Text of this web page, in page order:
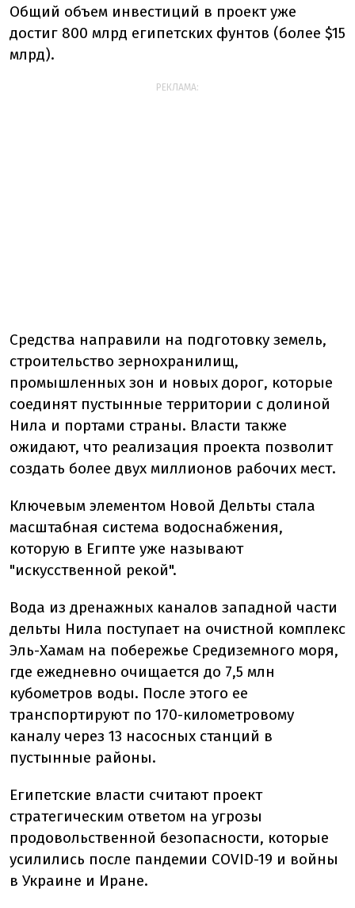
Общий объем инвестиций в проект уже
достиг 800 млрд египетских фунтов (более $15
млрд).
РЕКЛАМА:
Средства направили на подготовку земель,
строительство зернохранилищ,
промышленных зон и новых дорог, которые
соединят пустынные территории с долиной
Нила и портами страны. Власти также
ожидают, что реализация проекта позволит
создать более двух миллионов рабочих мест.
Ключевым элементом Новой Дельты стала
масштабная система водоснабжения,
которую в Египте уже называют
"искусственной рекой".
Вода из дренажных каналов западной части
дельты Нила поступает на очистной комплекс
Эль-Хамам на побережье Средиземного моря,
где ежедневно очищается до 7,5 млн
кубометров воды. После этого ее
транспортируют по 170-километровому
каналу через 13 насосных станций в
пустынные районы.
Египетские власти считают проект
стратегическим ответом на угрозы
продовольственной безопасности, которые
усилились после пандемии COVID-19 и войны
в Украине и Иране.